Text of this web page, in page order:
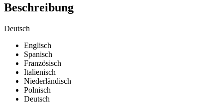
Beschreibung
Deutsch
Englisch
Spanisch
Französisch
Italienisch
Niederländisch
Polnisch
Deutsch